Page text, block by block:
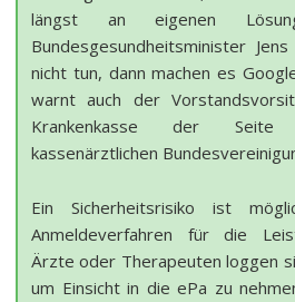
längst an eigenen
Bundesgesundheitsminister
nicht tun, dann machen es
warnt auch der
Krankenkasse der Seite
kassenärztlichen
Ein Sicherheitsrisiko ist
Anmeldeverfahren für die
Ärzte oder Therapeuten loggen
um Einsicht in die ePa zu